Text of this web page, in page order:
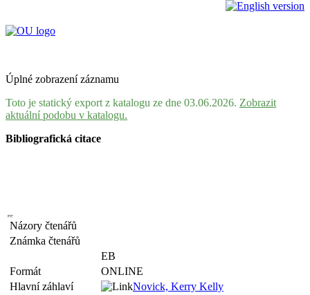
Úplné zobrazení záznamu
Toto je statický export z katalogu ze dne 03.06.2026. Zobrazit
aktuální podobu v katalogu.
Bibliografická citace
Názory čtenářů
Známka čtenářů
EB
Formát
ONLINE
Hlavní záhlaví
Novick, Kerry Kelly